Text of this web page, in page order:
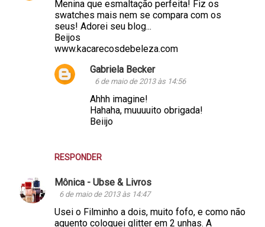
Menina que esmaltação perfeita! Fiz os
swatches mais nem se compara com os
seus! Adorei seu blog...
Beijos
www.kacarecosdebeleza.com
RESPONDER
Gabriela Becker
6 de maio de 2013 às 14:56
Ahhh imagine!
Hahaha, muuuuito obrigada!
Beiijo
Mônica - Ubse & Livros
6 de maio de 2013 às 14:47
Usei o Filminho a dois, muito fofo, e como não
aguento coloquei glitter em 2 unhas. A